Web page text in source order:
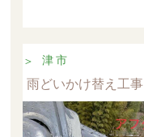
津市
雨どいかけ替え工事